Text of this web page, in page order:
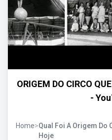
ORIGEM DO CIRCO
-
Home>Qual Foi A Origem Do
Hoje